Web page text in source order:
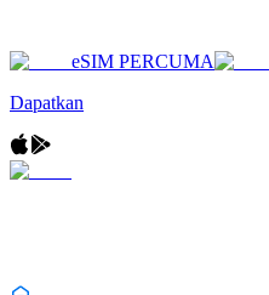
eSIM PERCUMA
Dapatkan